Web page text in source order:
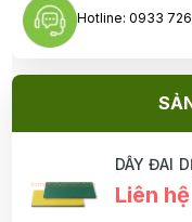
Hotline: 0933
DÂY ĐAI
Liên hệ